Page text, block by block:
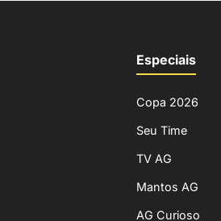
Especiais
Copa 2026
Seu Time
TV AG
Mantos AG
AG Curioso